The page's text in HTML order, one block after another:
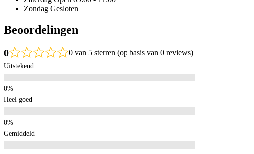
Zondag Gesloten
Beoordelingen
0 0 van 5 sterren (op basis van 0 reviews)
Uitstekend
Heel goed
Gemiddeld